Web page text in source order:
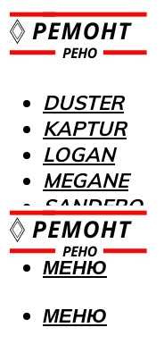
DUSTER
KAPTUR
LOGAN
MEGANE
SANDERO
МЕНЮ
МЕНЮ